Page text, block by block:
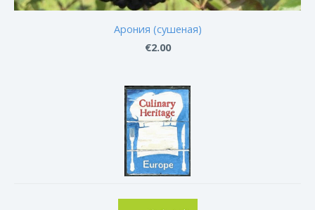
Арония (сушеная)
€2.00